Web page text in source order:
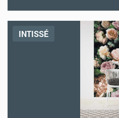
INTISSÉ